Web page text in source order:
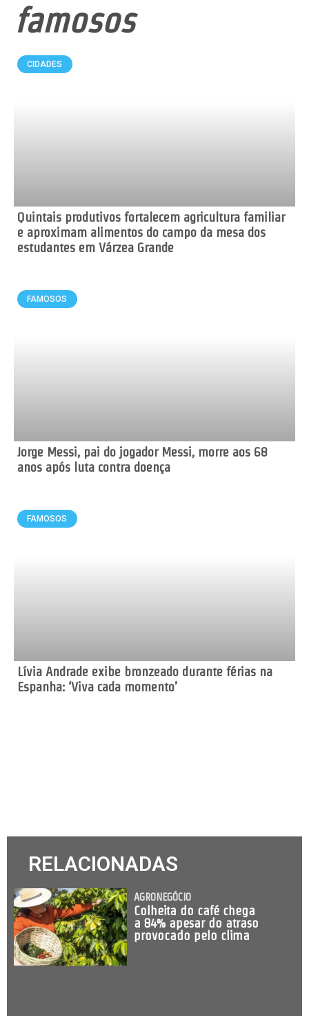
famosos
CIDADES
Quintais produtivos fortalecem agricultura familiar
e aproximam alimentos do campo da mesa dos
estudantes em Várzea Grande
FAMOSOS
Jorge Messi, pai do jogador Messi, morre aos 68
anos após luta contra doença
FAMOSOS
Lívia Andrade exibe bronzeado durante férias na
Espanha: ‘Viva cada momento’
RELACIONADAS
AGRONEGÓCIO
Colheita do café chega
a 84% apesar do atraso
provocado pelo clima